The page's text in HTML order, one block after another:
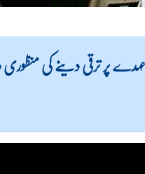
عہدے پر ترقی دینے کی